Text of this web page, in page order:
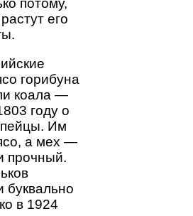
его
горибуна
коала —
году о
Им
а мех —
прочный.
буквально
в 1924